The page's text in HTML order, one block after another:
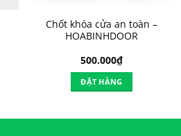
Chốt khóa cửa an toàn –
HOABINHDOOR
500.000₫
ĐẶT HÀNG